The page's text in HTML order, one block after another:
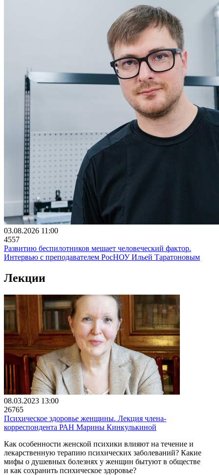
03.08.2026 11:00
4557
Развитию беспилотников мешает человеческий фактор.
Интервью с преподавателем РосНОУ Ильей Таратоновым
Лекции
08.03.2023 13:00
26765
Психическое здоровье женщины. Лекция члена-
корреспондента РАН Марины Кинкулькиной
Как особенности женской психики влияют на течение и
лекарственную терапию психических заболеваний? Какие
мифы о душевных болезнях у женщин бытуют в обществе
и как сохранить психическое здоровье?